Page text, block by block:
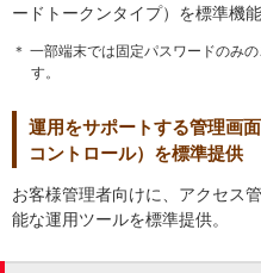
ードトークンタイプ）を標準機能
＊ 一部端末では固定パスワードのみ
す。
運用をサポートする管理画
コントロール）を標準提供
お客様管理者向けに、アクセス
能な運用ツールを標準提供。